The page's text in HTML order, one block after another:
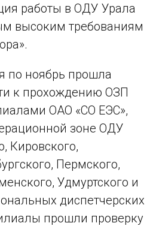
работы в ОДУ Урала
высоким требованиям
по ноябрь прошла
к прохождению ОЗП
ОАО «СО ЕЭС»,
зоне ОДУ
Кировского,
Пермского,
Удмуртского и
диспетчерских
прошли проверку